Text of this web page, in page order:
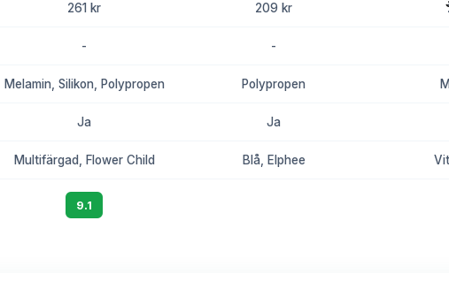
261 kr 209 kr
- -
Melamin, Silikon, Polypropen Polypropen
Ja Ja
Multifärgad, Flower Child Blå, Elphee
9.1